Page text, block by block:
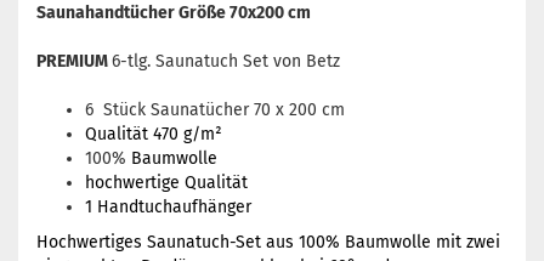
Saunahandtücher Größe 70x200 cm
PREMIUM6-tlg. Saunatuch Set von Betz
6 Stück Saunatücher 70 x 200 cm
Qualität 470 g/m²
100% Baumwolle
hochwertige Qualität
1 Handtuchaufhänger
Hochwertiges Saunatuch-Set aus 100% Baumwolle mit zwei